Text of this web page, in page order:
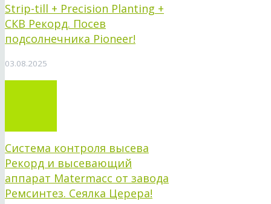
Strip-till + Precision Planting +
СКВ Рекорд. Посев
подсолнечника Pioneer!
03.08.2025
Система контроля высева
Рекорд и высевающий
аппарат Matermacc от завода
Ремсинтез. Сеялка Церера!